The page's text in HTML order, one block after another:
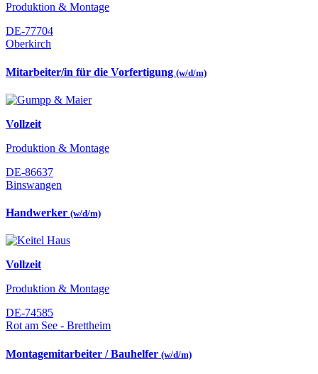
Produktion & Montage
DE-77704
Oberkirch
Mitarbeiter/in für die Vorfertigung (w/d/m)
Vollzeit
Produktion & Montage
DE-86637
Binswangen
Handwerker (w/d/m)
Vollzeit
Produktion & Montage
DE-74585
Rot am See - Brettheim
Montagemitarbeiter / Bauhelfer (w/d/m)